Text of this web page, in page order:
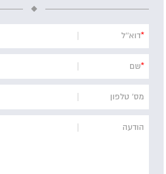
*דוא''ל
*שם
מס' טלפון
הודעה